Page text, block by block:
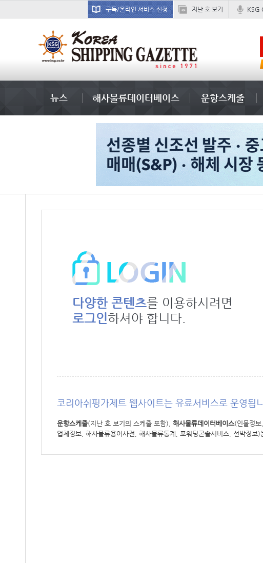
구독/온라인 서비스 신청 지난 호 보기 KSG
미국 컨테이너
뉴스 해사물류데이터베이스 운항스케줄
다양한 콘텐츠를 이용하시려면
로그인하셔야 합니다.
코리아쉬핑가제트 웹사이트는 유료서비스로 운영됩
운항스케줄(지난 호 보기의 스케줄 포함), 해사물류데이터베이스(인물정보,
업체정보, 해사물류용어사전, 해사물류통계, 포워딩콘솔서비스, 선박정보)